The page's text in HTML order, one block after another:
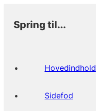
Spring til...
Hovedindhold
Sidefod